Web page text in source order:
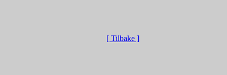
[ Tilbake ]